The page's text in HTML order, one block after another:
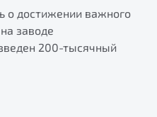
о достижении важного
заводе
200-тысячный